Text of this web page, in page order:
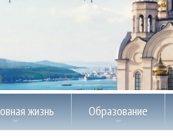
жизнь Образование